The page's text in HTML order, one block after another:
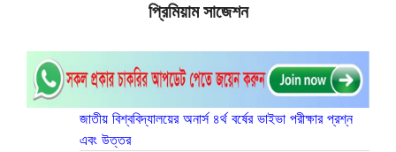
প্রিমিয়াম সাজেশন
জাতীয় বিশ্ববিদ্যালয়ের অনার্স ৪র্থ বর্ষের ভাইভা পরীক্ষার প্রশ্ন
এবং উত্তর